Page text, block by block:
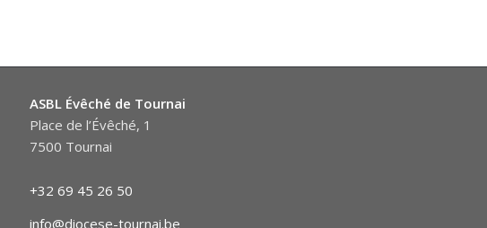
ASBL Évêché de Tournai
Place de l’Évêché, 1
7500 Tournai
+32 69 45 26 50
info@diocese-tournai.be